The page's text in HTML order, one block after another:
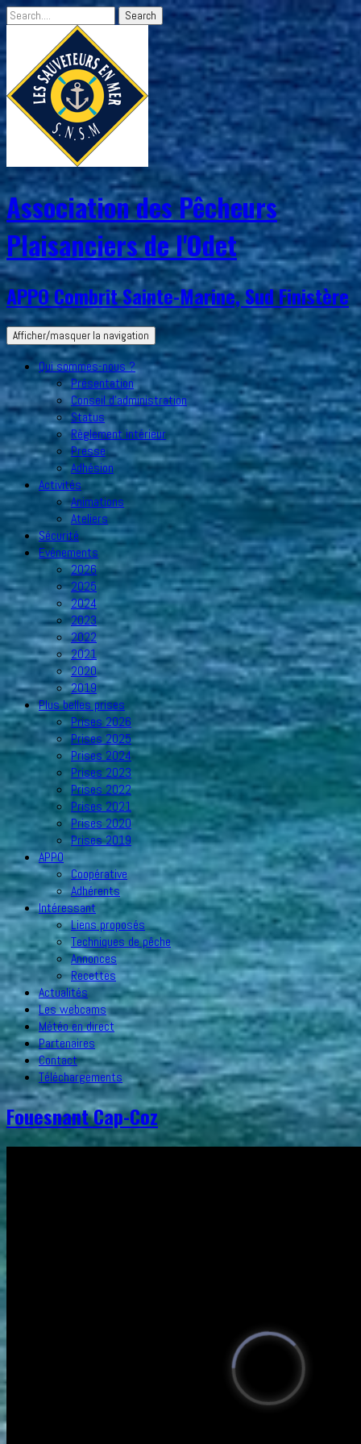
Association des Pêcheurs
Plaisanciers de l'Odet
APPO Combrit Sainte-Marine, Sud Finistère
Afficher/masquer la navigation
Qui sommes-nous ?
Présentation
Conseil d’administration
Status
Règlement intérieur
Presse
Adhésion
Activités
Animations
Ateliers
Sécurité
Evénements
2026
2025
2024
2023
2022
2021
2020
2019
Plus belles prises
Prises 2026
Prises 2025
Prises 2024
Prises 2023
Prises 2022
Prises 2021
Prises 2020
Prises 2019
APPO
Coopérative
Adhérents
Intéressant
Liens proposés
Techniques de pêche
Annonces
Recettes
Actualités
Les webcams
Météo en direct
Partenaires
Contact
Téléchargements
Fouesnant Cap-Coz